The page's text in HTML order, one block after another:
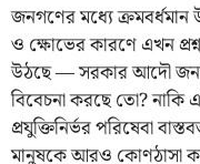
জনগণের মধ্যে ক্রমবর্ধমান
ও ক্ষোভের কারণে এখন প্রশ্ন
উঠছে — সরকার আদৌ
বিবেচনা করছে তো? নাকি
প্রযুক্তিনির্ভর পরিষেবা
মানুষকে আরও কোণঠাসা